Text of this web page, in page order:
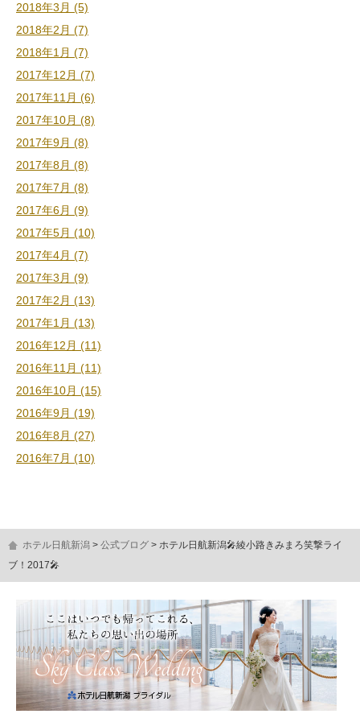
2018年3月 (5)
2018年2月 (7)
2018年1月 (7)
2017年12月 (7)
2017年11月 (6)
2017年10月 (8)
2017年9月 (8)
2017年8月 (8)
2017年7月 (8)
2017年6月 (9)
2017年5月 (10)
2017年4月 (7)
2017年3月 (9)
2017年2月 (13)
2017年1月 (13)
2016年12月 (11)
2016年11月 (11)
2016年10月 (15)
2016年9月 (19)
2016年8月 (27)
2016年7月 (10)
ホテル日航新潟 公式ブログ
ホテル日航新潟🎤綾小路きみまろ笑撃ライ
ブ！2017🎤